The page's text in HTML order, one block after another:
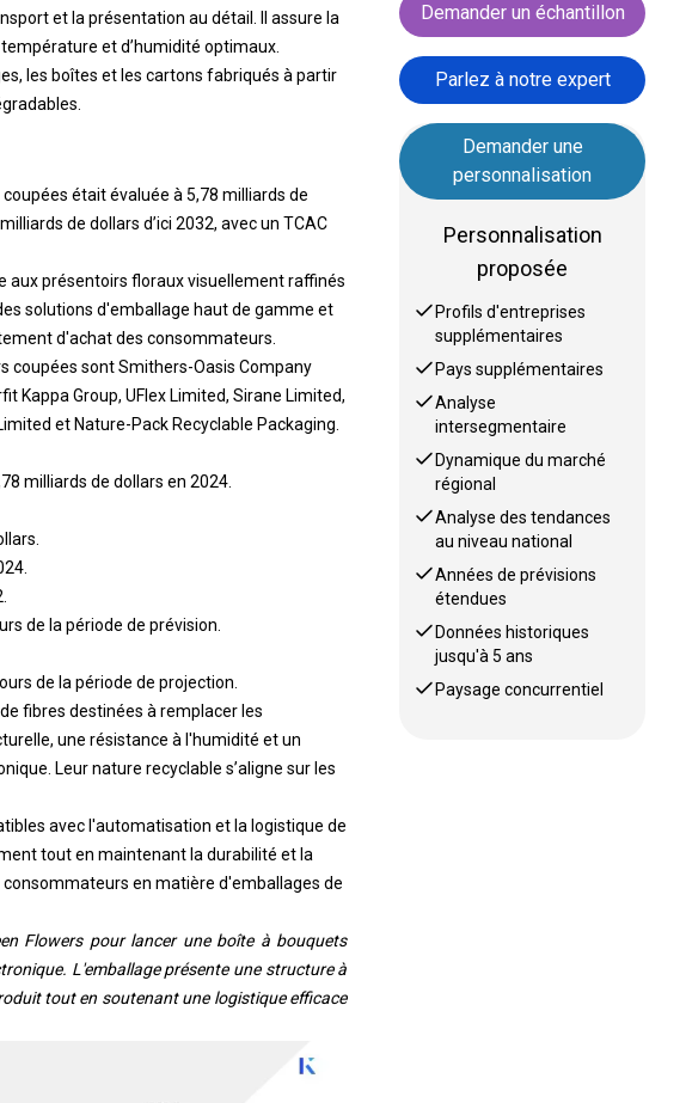
et la présentation au détail. Il assure la
et d’humidité optimaux.
les boîtes et les cartons fabriqués à partir
était évaluée à 5,78 milliards de
de dollars d’ici 2032, avec un TCAC
aux présentoirs floraux visuellement raffinés
solutions d'emballage haut de gamme et
d'achat des consommateurs.
coupées sont Smithers-Oasis Company
Kappa Group, UFlex Limited, Sirane Limited,
et Nature-Pack Recyclable Packaging.
milliards de dollars en 2024.
de la période de prévision.
de la période de projection.
fibres destinées à remplacer les
une résistance à l'humidité et un
Leur nature recyclable s’aligne sur les
avec l'automatisation et la logistique de
tout en maintenant la durabilité et la
en matière d'emballages de
Flowers pour lancer une boîte à bouquets
L'emballage présente une structure à
tout en soutenant une logistique efficace
Demander un échantillon
Parlez à notre expert
Demander une
personnalisation
Personnalisation
proposée
Profils d'entreprises
supplémentaires
Pays supplémentaires
Analyse
intersegmentaire
Dynamique du marché
régional
Analyse des tendances
au niveau national
Années de prévisions
étendues
Données historiques
jusqu'à 5 ans
Paysage concurrentiel